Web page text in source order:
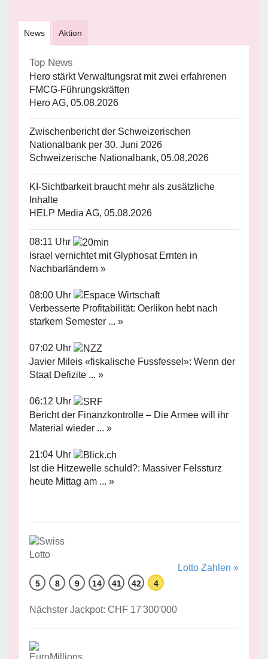
News Aktion
Top News
Hero stärkt Verwaltungsrat mit zwei erfahrenen
FMCG-Führungskräften
Hero AG, 05.08.2026
Zwischenbericht der Schweizerischen
Nationalbank per 30. Juni 2026
Schweizerische Nationalbank, 05.08.2026
KI-Sichtbarkeit braucht mehr als zusätzliche
Inhalte
HELP Media AG, 05.08.2026
08:11 Uhr
Israel vernichtet mit Glyphosat Ernten in
Nachbarländern »
08:00 Uhr
Verbesserte Profitabilität: Oerlikon hebt nach
starkem Semester ... »
07:02 Uhr
Javier Mileis «fiskalische Fussfessel»: Wenn der
Staat Defizite ... »
06:12 Uhr
Bericht der Finanzkontrolle – Die Armee will ihr
Material wieder ... »
21:04 Uhr
Ist die Hitzewelle schuld?: Massiver Felssturz
heute Mittag am ... »
Lotto Zahlen »
5 8 9 14 41 42 4
Nächster Jackpot: CHF 17'300'000